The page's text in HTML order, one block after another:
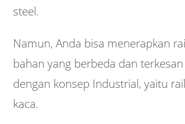
steel.
Namun, Anda bisa menerapkan
bahan yang berbeda dan
dengan konsep Industrial, yaitu
kaca.